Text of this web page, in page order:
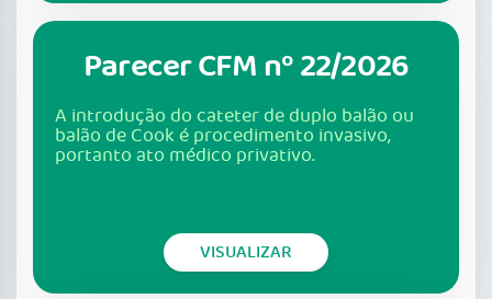
Parecer CFM nº 22/2026
A introdução do cateter de duplo balão ou
balão de Cook é procedimento invasivo,
portanto ato médico privativo.
VISUALIZAR